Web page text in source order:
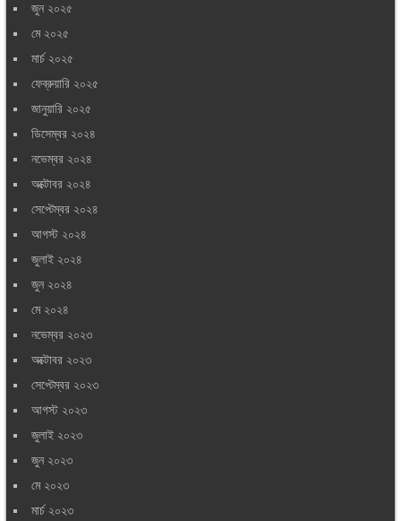
জুন ২০২৫
মে ২০২৫
মার্চ ২০২৫
ফেব্রুয়ারি ২০২৫
জানুয়ারি ২০২৫
ডিসেম্বর ২০২৪
নভেম্বর ২০২৪
অক্টোবর ২০২৪
সেপ্টেম্বর ২০২৪
আগস্ট ২০২৪
জুলাই ২০২৪
জুন ২০২৪
মে ২০২৪
নভেম্বর ২০২৩
অক্টোবর ২০২৩
সেপ্টেম্বর ২০২৩
আগস্ট ২০২৩
জুলাই ২০২৩
জুন ২০২৩
মে ২০২৩
মার্চ ২০২৩